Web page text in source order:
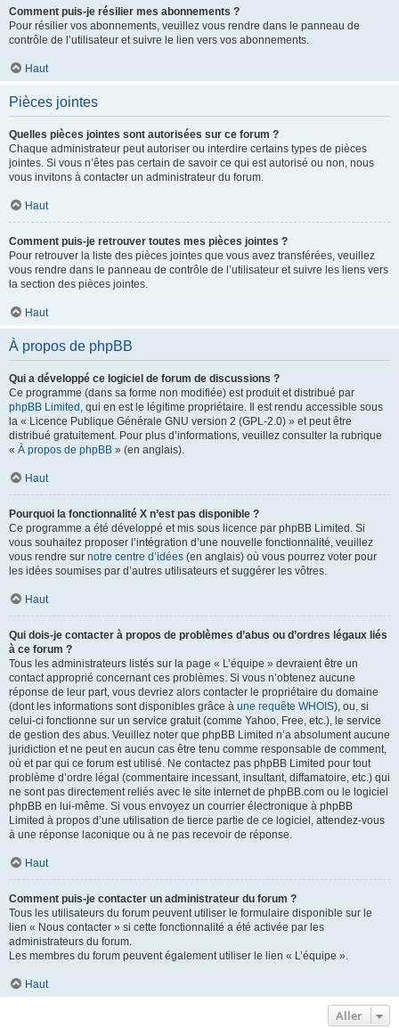
Comment puis-je résilier mes abonnements ?
Pour résilier vos abonnements, veuillez vous rendre dans le panneau de
contrôle de l’utilisateur et suivre le lien vers vos abonnements.
Haut
Pièces jointes
Quelles pièces jointes sont autorisées sur ce forum ?
Chaque administrateur peut autoriser ou interdire certains types de pièces
jointes. Si vous n’êtes pas certain de savoir ce qui est autorisé ou non, nous
vous invitons à contacter un administrateur du forum.
Haut
Comment puis-je retrouver toutes mes pièces jointes ?
Pour retrouver la liste des pièces jointes que vous avez transférées, veuillez
vous rendre dans le panneau de contrôle de l’utilisateur et suivre les liens vers
la section des pièces jointes.
Haut
À propos de phpBB
Qui a développé ce logiciel de forum de discussions ?
Ce programme (dans sa forme non modifiée) est produit et distribué par
phpBB Limited , qui en est le légitime propriétaire. Il est rendu accessible sous
la « Licence Publique Générale GNU version 2 (GPL-2.0) » et peut être
distribué gratuitement. Pour plus d’informations, veuillez consulter la rubrique
« À propos de phpBB » (en anglais).
Haut
Pourquoi la fonctionnalité X n’est pas disponible ?
Ce programme a été développé et mis sous licence par phpBB Limited. Si
vous souhaitez proposer l’intégration d’une nouvelle fonctionnalité, veuillez
vous rendre sur notre centre d’idées (en anglais) où vous pourrez voter pour
les idées soumises par d’autres utilisateurs et suggérer les vôtres.
Haut
Qui dois-je contacter à propos de problèmes d’abus ou d’ordres légaux liés
à ce forum ?
Tous les administrateurs listés sur la page « L’équipe » devraient être un
contact approprié concernant ces problèmes. Si vous n’obtenez aucune
réponse de leur part, vous devriez alors contacter le propriétaire du domaine
(dont les informations sont disponibles grâce à une requête WHOIS), ou, si
celui-ci fonctionne sur un service gratuit (comme Yahoo, Free, etc.), le service
de gestion des abus. Veuillez noter que phpBB Limited n’a absolument aucune
juridiction et ne peut en aucun cas être tenu comme responsable de comment,
où et par qui ce forum est utilisé. Ne contactez pas phpBB Limited pour tout
problème d’ordre légal (commentaire incessant, insultant, diffamatoire, etc.) qui
ne sont pas directement reliés avec le site internet de phpBB.com ou le logiciel
phpBB en lui-même. Si vous envoyez un courrier électronique à phpBB
Limited à propos d’une utilisation de tierce partie de ce logiciel, attendez-vous
à une réponse laconique ou à ne pas recevoir de réponse.
Haut
Comment puis-je contacter un administrateur du forum ?
Tous les utilisateurs du forum peuvent utiliser le formulaire disponible sur le
lien « Nous contacter » si cette fonctionnalité a été activée par les
administrateurs du forum.
Les membres du forum peuvent également utiliser le lien « L’équipe ».
Haut
Aller